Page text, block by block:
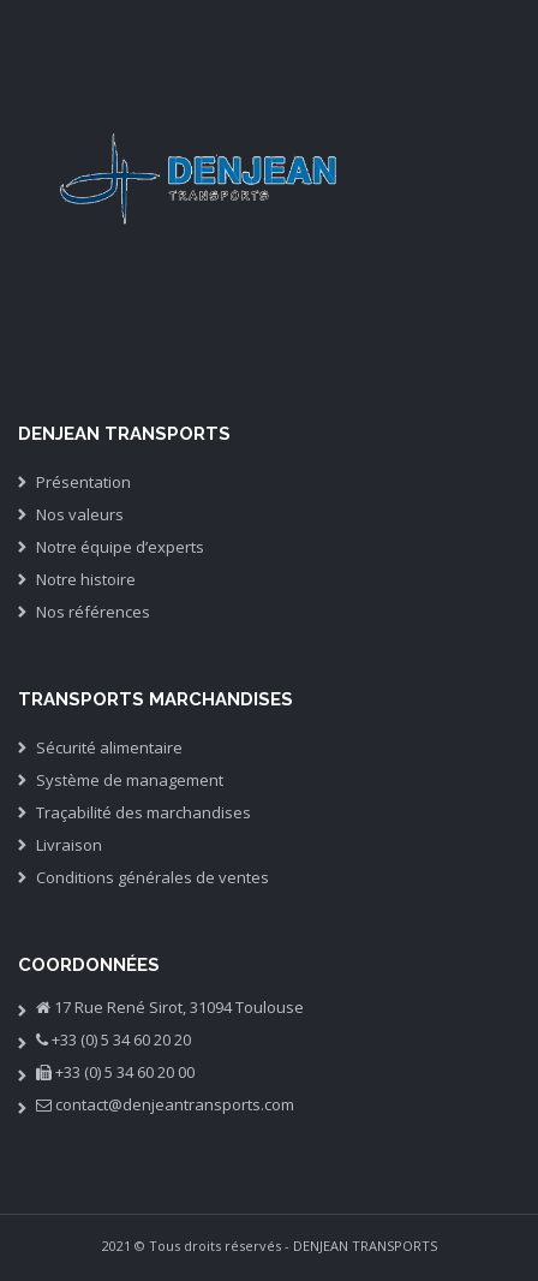
DENJEAN TRANSPORTS
Présentation
Nos valeurs
Notre équipe d’experts
Notre histoire
Nos références
TRANSPORTS MARCHANDISES
Sécurité alimentaire
Système de management
Traçabilité des marchandises
Livraison
Conditions générales de ventes
COORDONNÉES
17 Rue René Sirot, 31094 Toulouse
+33 (0) 5 34 60 20 20
+33 (0) 5 34 60 20 00
contact@denjeantransports.com
2021 © Tous droits réservés - DENJEAN TRANSPORTS